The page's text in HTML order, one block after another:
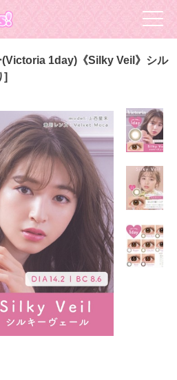
(Victoria 1day)《Silky Veil》シル
]